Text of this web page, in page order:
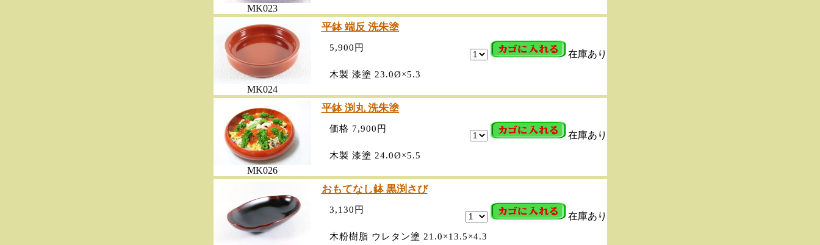
MK023
平鉢 端反 洗朱塗
在庫あり
5,900円
木製 漆塗 23.0Ø×5.3
MK024
平鉢 渕丸 洗朱塗
在庫あり
価格 7,900円
木製 漆塗 24.0Ø×5.5
MK026
おもてなし鉢 黒渕さび
在庫あり
3,130円
木粉樹脂 ウレタン塗 21.0×13.5×4.3